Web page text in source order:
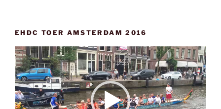
EHDC TOER AMSTERDAM 2016
Videospeler